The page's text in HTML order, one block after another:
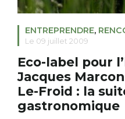
ENTREPRENDRE,
Le 09 juillet 2009
Eco-label pour
Jacques
Le-Froid : la
gastronomique